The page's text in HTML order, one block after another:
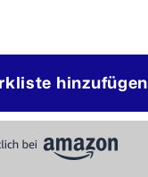
hinzufügen